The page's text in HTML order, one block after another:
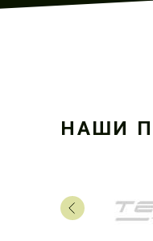
НАШИ